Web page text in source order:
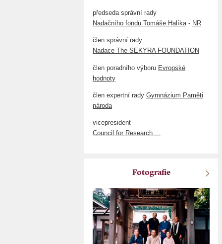
předseda správní rady
Nadačního fondu Tomáše Halíka - NR
člen správní rady
Nadace The SEKYRA FOUNDATION
člen poradního výboru Evropské
hodnoty
člen expertní rady Gymnázium Paměti
národa
vicepresident
Council for Research ...
Fotografie